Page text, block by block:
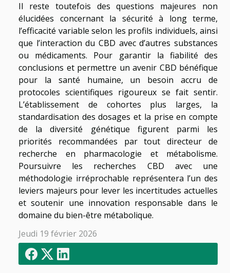
Il reste toutefois des questions majeures non
élucidées concernant la sécurité à long terme,
l’efficacité variable selon les profils individuels, ainsi
que l’interaction du CBD avec d’autres substances
ou médicaments. Pour garantir la fiabilité des
conclusions et permettre un avenir CBD bénéfique
pour la santé humaine, un besoin accru de
protocoles scientifiques rigoureux se fait sentir.
L’établissement de cohortes plus larges, la
standardisation des dosages et la prise en compte
de la diversité génétique figurent parmi les
priorités recommandées par tout directeur de
recherche en pharmacologie et métabolisme.
Poursuivre les recherches CBD avec une
méthodologie irréprochable représentera l’un des
leviers majeurs pour lever les incertitudes actuelles
et soutenir une innovation responsable dans le
domaine du bien-être métabolique.
Jeudi 19 février 2026